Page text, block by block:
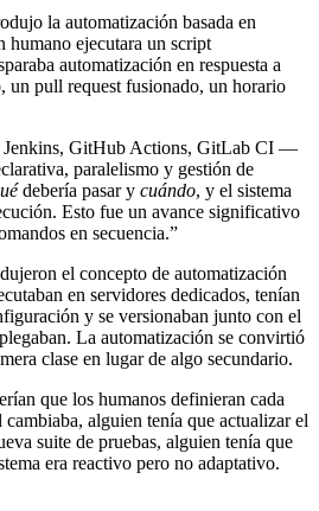
la automatización basada en
humano ejecutara un script
automatización en respuesta a
un pull request fusionado, un horario
GitHub Actions, GitLab CI —
paralelismo y gestión de
debería pasar y cuándo, y el sistema
Esto fue un avance significativo
en secuencia.”
el concepto de automatización
en servidores dedicados, tenían
y se versionaban junto con el
La automatización se convirtió
clase en lugar de algo secundario.
que los humanos definieran cada
alguien tenía que actualizar el
suite de pruebas, alguien tenía que
era reactivo pero no adaptativo.